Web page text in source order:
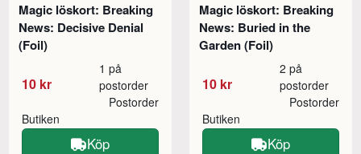
Magic löskort: Breaking
News: Decisive Denial
(Foil)
10 kr
1 på
postorder
Butiken
Postorder
Köp
Magic löskort: Breaking
News: Buried in the
Garden (Foil)
10 kr
2 på
postorder
Butiken
Postorder
Köp